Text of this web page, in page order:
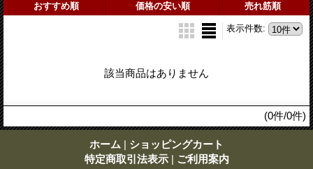
おすすめ順 価格の安い順 売れ筋順
表示件数:
該当商品はありません
(0件/0件)
ホーム | ショッピングカート
特定商取引法表示 | ご利用案内